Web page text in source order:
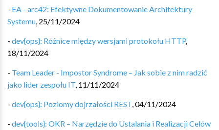
- EA - arc42: Efektywne Dokumentowanie Architektury
Systemu, 25/11/2024
- dev{ops}: Różnice między wersjami protokołu HTTP,
18/11/2024
- Team Leader - Impostor Syndrome – Jak sobie z nim radzić
jako lider zespołu IT, 11/11/2024
- dev{ops}: Poziomy dojrzałości REST,04/11/2024
- dev{tools}: OKR – Narzędzie do Ustalania i Realizacji Celów